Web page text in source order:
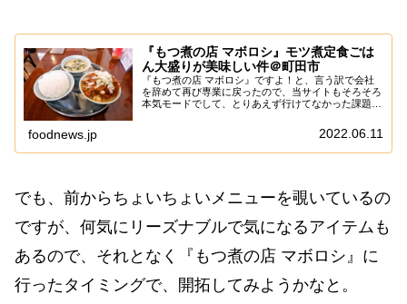
『もつ煮の店 マボロシ』モツ煮定食ごは
ん大盛りが美味しい件＠町田市
『もつ煮の店 マボロシ』ですよ！と、言う訳で会社
を辞めて再び専業に戻ったので、当サイトもそろそろ
本気モードでして、とりあえず行けてなかった課題店
の店 マボロシ』に行くでしょ？言わずもがなですが...
foodnews.jp 2022.06.11
でも、前からちょいちょいメニューを覗いているの
ですが、何気にリーズナブルで気になるアイテムも
あるので、それとなく『もつ煮の店 マボロシ』に
行ったタイミングで、開拓してみようかなと。